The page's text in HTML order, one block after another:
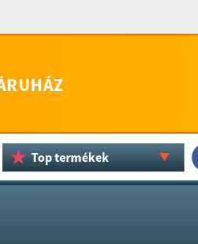
Top termékek